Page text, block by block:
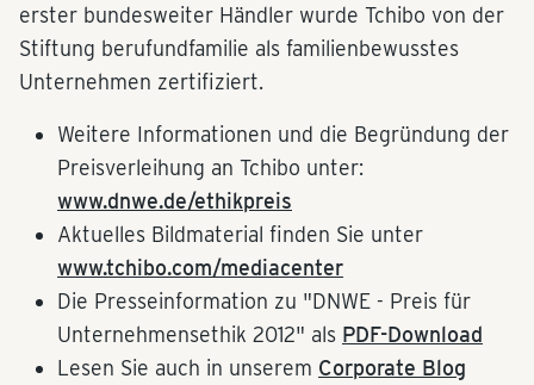
erster bundesweiter Händler wurde Tchibo von der
Stiftung berufundfamilie als familienbewusstes
Unternehmen zertifiziert.
Weitere Informationen und die Begründung der
Preisverleihung an Tchibo unter:
www.dnwe.de/ethikpreis
Aktuelles Bildmaterial finden Sie unter
www.tchibo.com/mediacenter
Die Presseinformation zu "DNWE - Preis für
Unternehmensethik 2012" als PDF-Download
Lesen Sie auch in unserem Corporate Blog